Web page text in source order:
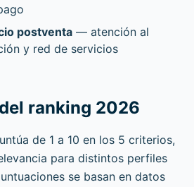
postventa — atención al
y red de servicios
ranking 2026
de 1 a 10 en los 5 criterios,
para distintos perfiles
se basan en datos